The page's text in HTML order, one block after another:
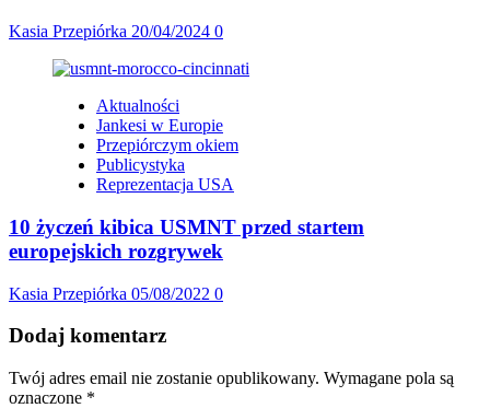
Kasia Przepiórka 20/04/2024 0
Aktualności
Jankesi w Europie
Przepiórczym okiem
Publicystyka
Reprezentacja USA
10 życzeń kibica USMNT przed startem
europejskich rozgrywek
Kasia Przepiórka 05/08/2022 0
Dodaj komentarz
Twój adres email nie zostanie opublikowany. Wymagane pola są
oznaczone *